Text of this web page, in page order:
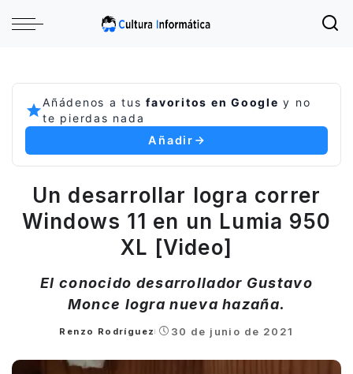
Añádenos a tusfavoritos en Google y no
te pierdas nada
Añadir
Un desarrollar logra correr
Windows 11 en un Lumia 950
XL [Video]
El conocido desarrollador Gustavo
Monce logra nueva hazaña.
Posted
Renzo Rodríguez 30 de junio de 2021